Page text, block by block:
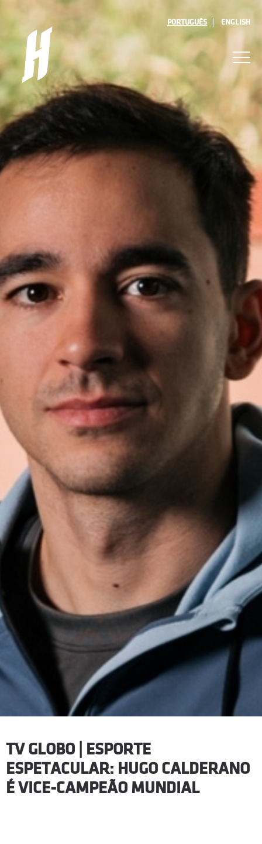
PORTUGUÊS ENGLISH
TV GLOBO | ESPORTE
ESPETACULAR: HUGO CALDERANO
É VICE-CAMPEÃO MUNDIAL